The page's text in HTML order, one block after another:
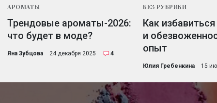
АРОМАТЫ
Трендовые ароматы-2026:
что будет в моде?
Яна Зубцова 24 декабря 2025 4
БЕЗ РУБРИКИ
Как
и
опыт
Юлия Гребенкина 15